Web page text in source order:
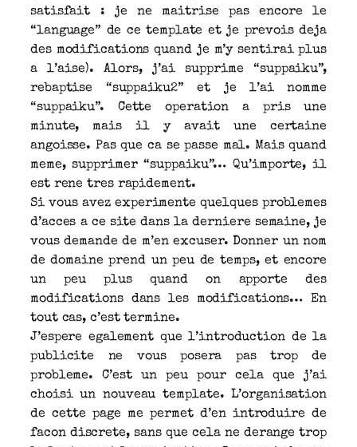
satisfait : je ne maitrise pas encore le
“language” de ce template et je prevois deja
des modifications quand je m’y sentirai plus
a l’aise). Alors, j’ai supprime “suppaiku”,
rebaptise “suppaiku2” et je l’ai nomme
“suppaiku”. Cette operation a pris une
minute, mais il y avait une certaine
angoisse. Pas que ca se passe mal. Mais quand
meme, supprimer “suppaiku”… Qu’importe, il
est rene tres rapidement.
Si vous avez experimente quelques problemes
d’acces a ce site dans la derniere semaine, je
vous demande de m’en excuser. Donner un nom
de domaine prend un peu de temps, et encore
un peu plus quand on apporte des
modifications dans les modifications… En
tout cas, c’est termine.
J’espere egalement que l’introduction de la
publicite ne vous posera pas trop de
probleme. C’est un peu pour cela que j’ai
choisi un nouveau template. L’organisation
de cette page me permet d’en introduire de
facon discrete, sans que cela ne derange trop